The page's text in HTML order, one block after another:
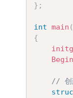
} ;
int main (
{
// 创